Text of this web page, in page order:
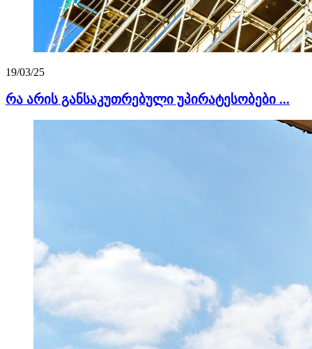
19/03/25
რა არის განსაკუთრებული უპირატესობები ...